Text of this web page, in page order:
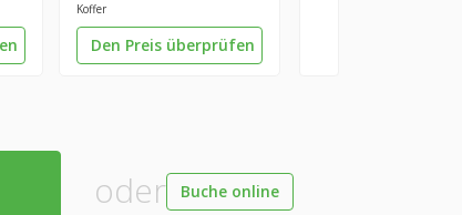
Koffer
Den Preis überprüfen
oder Buche online